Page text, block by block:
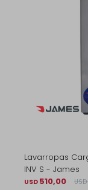
Lavarropas
INV S - James
USD 510,00 USD